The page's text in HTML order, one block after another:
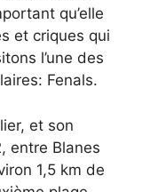
qu’elle
et criques qui
l’une des
Fenals.
et son
entre Blanes
1,5 km de